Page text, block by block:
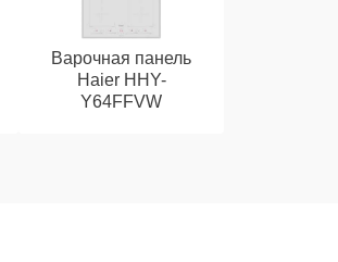
Варочная панель
Haier HHY-
Y64FFVW